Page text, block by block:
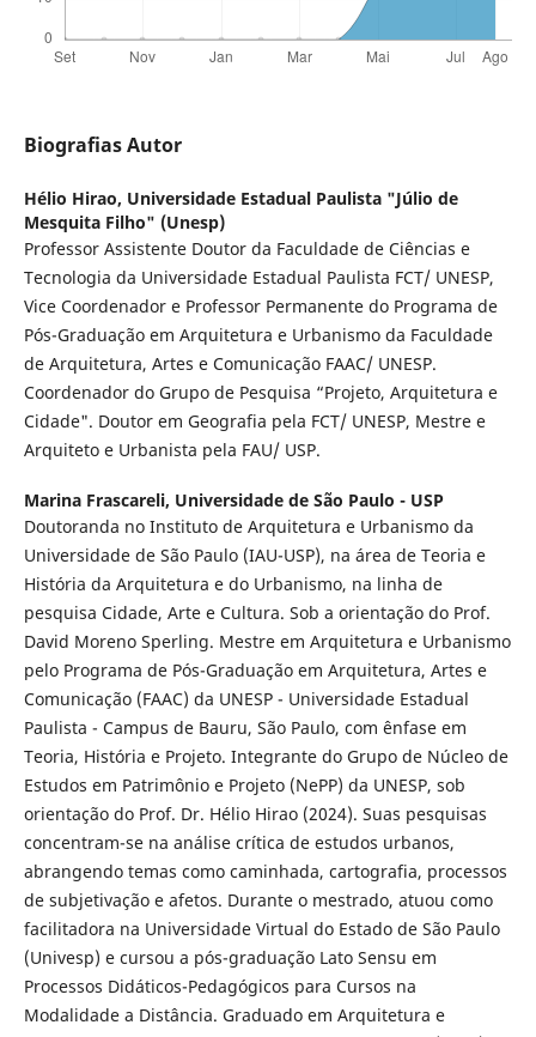
Biografias Autor
Hélio Hirao, Universidade Estadual Paulista "Júlio de
Mesquita Filho" (Unesp)
Professor Assistente Doutor da Faculdade de Ciências e
Tecnologia da Universidade Estadual Paulista FCT/ UNESP,
Vice Coordenador e Professor Permanente do Programa de
Pós-Graduação em Arquitetura e Urbanismo da Faculdade
de Arquitetura, Artes e Comunicação FAAC/ UNESP.
Coordenador do Grupo de Pesquisa “Projeto, Arquitetura e
Cidade". Doutor em Geografia pela FCT/ UNESP, Mestre e
Arquiteto e Urbanista pela FAU/ USP.
Marina Frascareli, Universidade de São Paulo - USP
Doutoranda no Instituto de Arquitetura e Urbanismo da
Universidade de São Paulo (IAU-USP), na área de Teoria e
História da Arquitetura e do Urbanismo, na linha de
pesquisa Cidade, Arte e Cultura. Sob a orientação do Prof.
David Moreno Sperling. Mestre em Arquitetura e Urbanismo
pelo Programa de Pós-Graduação em Arquitetura, Artes e
Comunicação (FAAC) da UNESP - Universidade Estadual
Paulista - Campus de Bauru, São Paulo, com ênfase em
Teoria, História e Projeto. Integrante do Grupo de Núcleo de
Estudos em Patrimônio e Projeto (NePP) da UNESP, sob
orientação do Prof. Dr. Hélio Hirao (2024). Suas pesquisas
concentram-se na análise crítica de estudos urbanos,
abrangendo temas como caminhada, cartografia, processos
de subjetivação e afetos. Durante o mestrado, atuou como
facilitadora na Universidade Virtual do Estado de São Paulo
(Univesp) e cursou a pós-graduação Lato Sensu em
Processos Didáticos-Pedagógicos para Cursos na
Modalidade a Distância. Graduado em Arquitetura e